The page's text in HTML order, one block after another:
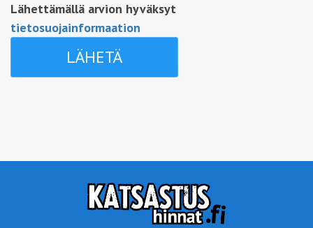
Lähettämällä arvion hyväksyt
tietosuojainformaation